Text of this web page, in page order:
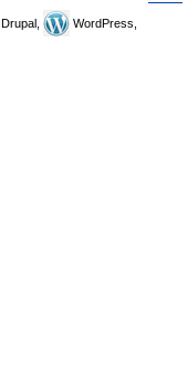
Drupal,
WordPress,